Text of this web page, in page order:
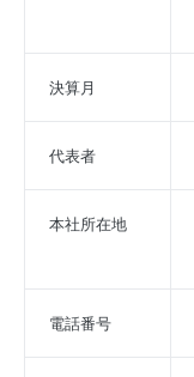
決算月
代表者
本社所在地
電話番号